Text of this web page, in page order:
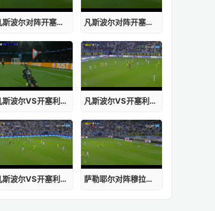
凡斯波尔对阵开塞利体育回放 凡斯波尔对阵开塞利体育哪里看
凡斯波尔VS开塞利体育回放 凡斯波尔VS开塞利体育录像
凡斯波尔VS开塞利体育赛程 萨勒耶尔对阵穆拉体育无插件